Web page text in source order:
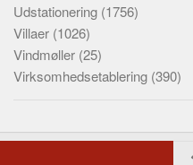
Udstationering (1756)
Villaer (1026)
Vindmøller (25)
Virksomhedsetablering (390)